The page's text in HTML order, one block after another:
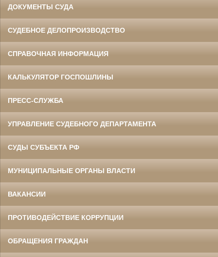
ДОКУМЕНТЫ СУДА
СУДЕБНОЕ ДЕЛОПРОИЗВОДСТВО
СПРАВОЧНАЯ ИНФОРМАЦИЯ
КАЛЬКУЛЯТОР ГОСПОШЛИНЫ
ПРЕСС-СЛУЖБА
УПРАВЛЕНИЕ СУДЕБНОГО ДЕПАРТАМЕНТА
СУДЫ СУБЪЕКТА РФ
МУНИЦИПАЛЬНЫЕ ОРГАНЫ ВЛАСТИ
ВАКАНСИИ
ПРОТИВОДЕЙСТВИЕ КОРРУПЦИИ
ОБРАЩЕНИЯ ГРАЖДАН